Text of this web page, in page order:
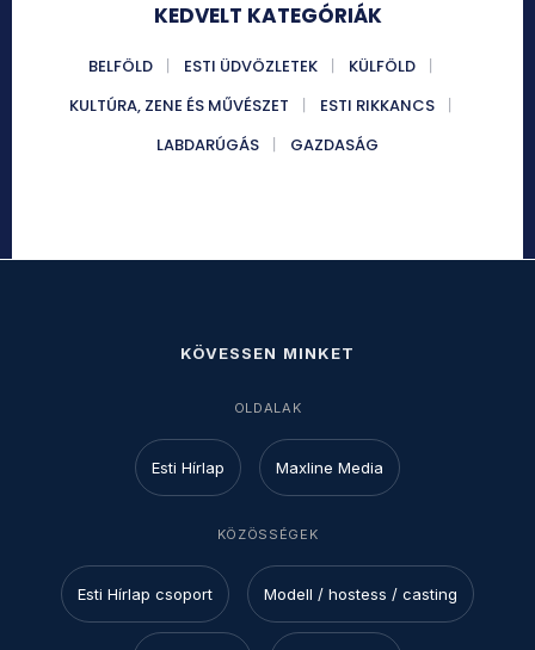
KEDVELT KATEGÓRIÁK
BELFÖLD ESTI ÜDVÖZLETEK
KÜLFÖLD
KULTÚRA, ZENE ÉS MŰVÉSZET
ESTI RIKKANCS
LABDARÚGÁS
GAZDASÁG
KÖVESSEN MINKET
OLDALAK
Esti Hírlap Maxline Media
KÖZÖSSÉGEK
Esti Hírlap csoport Modell / hostess / casting